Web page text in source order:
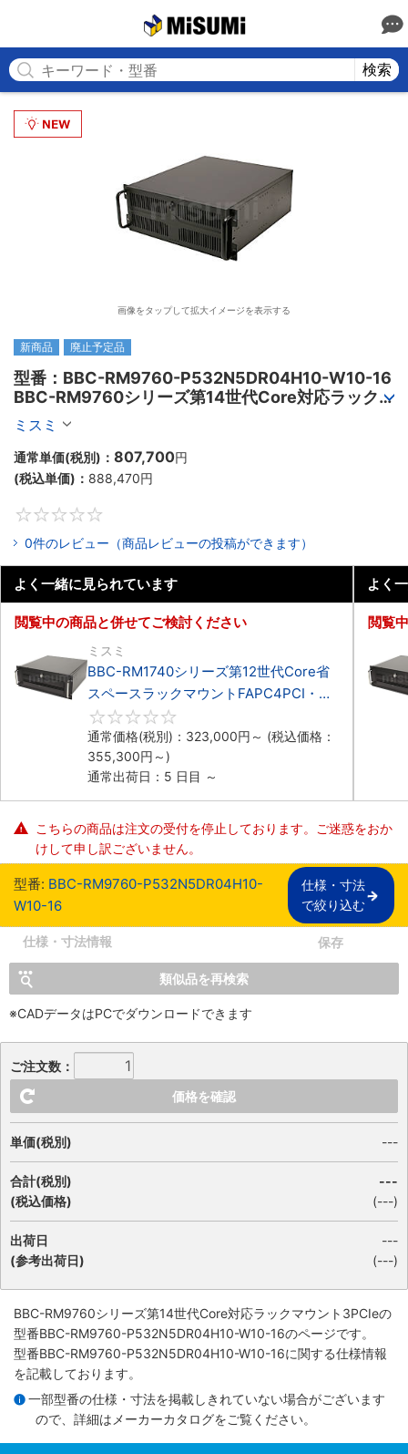
検索
画像をタップして拡大イメージを表示する
新商品 廃止予定品
型番：BBC-RM9760-P532N5DR04H10-W10-16
BBC-RM9760シリーズ第14世代Core対応ラック
マウント3PCIe
ミスミ
通常単価(税別)： 807,700円
(税込単価)： 888,470円
0件のレビュー（商品レビューの投稿ができます）
よく一緒に見られています
閲覧中の商品と併せてご検討ください
ミスミ
BBC-RM1740シリーズ第12世代Core省
スペースラックマウントFAPC4PCI・
3PCIe
通常価格(税別)： 323,000円 ～ (税込価格：
355,300円 ～)
通常出荷日：5 日目 ～
よく
閲覧
こちらの商品は注文の受付を停止しております。ご迷惑をおか
けして申し訳ございません。
型番: BBC-RM9760-P532N5DR04H10-
W10-16
仕様・寸法
で絞り込む
仕様・寸法情報 保存
類似品を再検索
※CADデータはPCでダウンロードできます
ご注文数：
価格を確認
単価(税別) ---
合計(税別)
(税込価格)
---
(---)
出荷日
(参考出荷日)
---
(---)
BBC-RM9760シリーズ第14世代Core対応ラックマウント3PCIeの
型番BBC-RM9760-P532N5DR04H10-W10-16のページです。
型番BBC-RM9760-P532N5DR04H10-W10-16に関する仕様情報
を記載しております。
一部型番の仕様・寸法を掲載しきれていない場合がございます
ので、詳細は メーカーカタログをご覧ください。